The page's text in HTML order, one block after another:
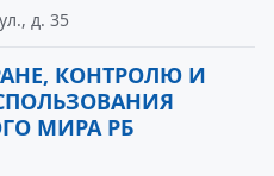
д. 35
КОНТРОЛЮ И
МИРА РБ